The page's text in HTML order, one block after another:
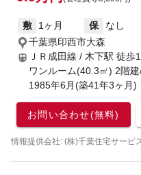
敷 1ヶ月 保 なし
千葉県印西市大森
ＪＲ成田線 / 木下駅 徒歩
ワンルーム(40.3㎡) 2階
1985年6月(築41年3ヶ月)
お問い合わせ(無料)
情報提供会社: (株)千葉住宅サービ